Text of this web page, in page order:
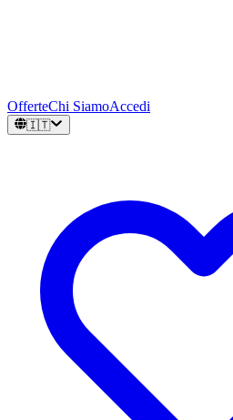
OfferteChi SiamoAccedi
🇮🇹